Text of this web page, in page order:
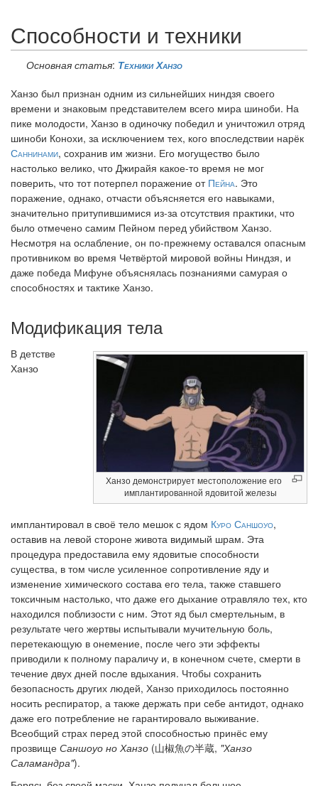
Способности и техники
Основная статья: Техники Ханзо
Ханзо был признан одним из сильнейших ниндзя своего
времени и знаковым представителем всего мира шиноби. На
пике молодости, Ханзо в одиночку победил и уничтожил отряд
шиноби Конохи, за исключением тех, кого впоследствии нарёк
Саннинами, сохранив им жизни. Его могущество было
настолько велико, что Джирайя какое-то время не мог
поверить, что тот потерпел поражение от Пейна. Это
поражение, однако, отчасти объясняется его навыками,
значительно притупившимися из-за отсутствия практики, что
было отмечено самим Пейном перед убийством Ханзо.
Несмотря на ослабление, он по-прежнему оставался опасным
противником во время Четвёртой мировой войны Ниндзя, и
даже победа Мифуне объяснялась познаниями самурая о
способностях и тактике Ханзо.
Модификация тела
Ханзо демонстрирует местоположение его
имплантированной ядовитой железы
В детстве
Ханзо
имплантировал в своё тело мешок с ядом Куро Саншоуо,
оставив на левой стороне живота видимый шрам. Эта
процедура предоставила ему ядовитые способности
существа, в том числе усиленное сопротивление яду и
изменение химического состава его тела, также ставшего
токсичным настолько, что даже его дыхание отравляло тех, кто
находился поблизости с ним. Этот яд был смертельным, в
результате чего жертвы испытывали мучительную боль,
перетекающую в онемение, после чего эти эффекты
приводили к полному параличу и, в конечном счете, смерти в
течение двух дней после вдыхания. Чтобы сохранить
безопасность других людей, Ханзо приходилось постоянно
носить респиратор, а также держать при себе антидот, однако
даже его потребление не гарантировало выживание.
Всеобщий страх перед этой способностью принёс ему
прозвище Саншоуо но Ханзо (山椒魚の半蔵, "Ханзо
Саламандра").